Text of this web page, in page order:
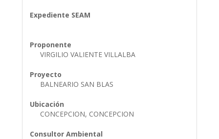
Expediente SEAM
Proponente
VIRGILIO VALIENTE VILLALBA
Proyecto
BALNEARIO SAN BLAS
Ubicación
CONCEPCION, CONCEPCION
Consultor Ambiental